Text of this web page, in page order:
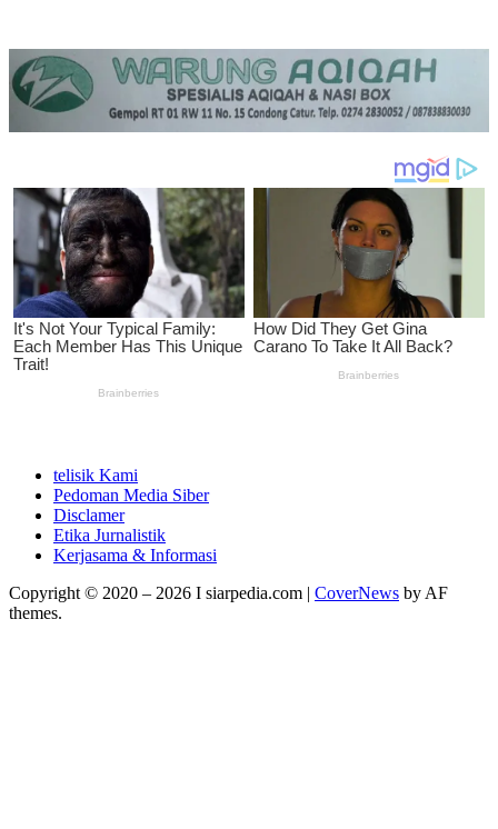
telisik Kami
Pedoman Media Siber
Disclamer
Etika Jurnalistik
Kerjasama & Informasi
Copyright © 2020 – 2026 I siarpedia.com | CoverNews by AF
themes.